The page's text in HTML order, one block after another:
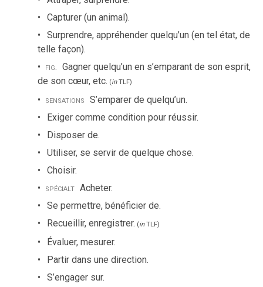
Capturer (un animal).
Surprendre, appréhender quelqu’un (en tel état, de
telle façon).
fig. Gagner quelqu’un en s’emparant de son esprit,
de son cœur, etc. (inTLF)
sensations S’emparer de quelqu’un.
Exiger comme condition pour réussir.
Disposer de.
Utiliser, se servir de quelque chose.
Choisir.
spécialt Acheter.
Se permettre, bénéficier de.
Recueillir, enregistrer. (inTLF)
Évaluer, mesurer.
Partir dans une direction.
S’engager sur.